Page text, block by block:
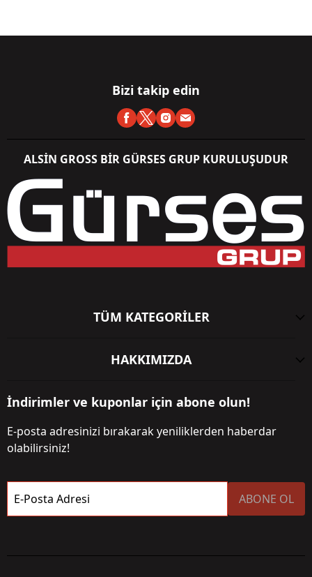
Bizi takip edin
ALSİN GROSS BİR GÜRSES GRUP KURULUŞUDUR
TÜM KATEGORİLER
HAKKIMIZDA
İndirimler ve kuponlar için abone olun!
E-posta adresinizi bırakarak yeniliklerden haberdar
olabilirsiniz!
E-Posta Adresi ABONE OL